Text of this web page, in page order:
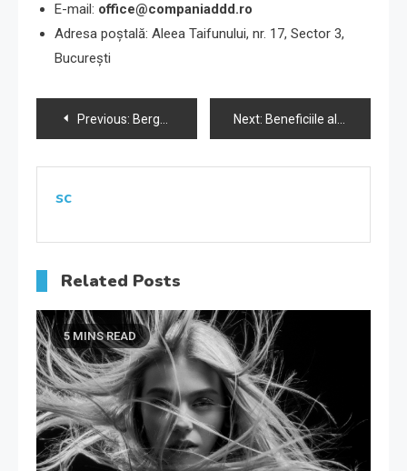
E-mail: office@companiaddd.ro
Adresa poștală: Aleea Taifunului, nr. 17, Sector 3,
București
Navigare
în
articole
Previous: Bergenbier S.A. are un nou Director de marketing Next: Beneficiile alegerii unei clinici stomatologice de încredere pentru sănătatea ta orală
sc
Related Posts
5 MINS READ